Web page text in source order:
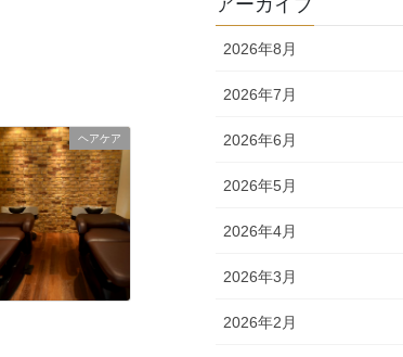
ヘアケア
2026年8月
2026年7月
2026年6月
2026年5月
2026年4月
2026年3月
2026年2月